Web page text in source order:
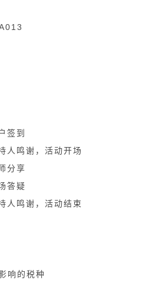
客户签到
鸣谢，活动开场
分享
答疑
鸣谢，活动结束
响的税种